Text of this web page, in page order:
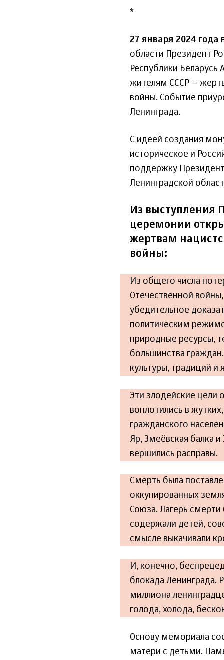
*
27 января 2024 года
области Президент
Республики
жителям СССР –
войны. Событие
Ленинграда.
С идеей создания
историческое и
поддержку
Ленинградской
Из выступления
церемонии
жертвам
войны:
Из общего числа
Отечественной
убедительное
политическим
природные ресурсы,
большинства
культуры, традиций и
Эти злодейские цели
воплотились в
гражданского
Яр, Змеёвская балка
вершились расправы.
Смерть была
оккупированных
Союза. Лагерь смерти
содержали детей,
смысле выкачивали
И, конечно,
блокада Ленинграда.
миллиона
голода, холода,
Основу мемориала
матери с детьми.